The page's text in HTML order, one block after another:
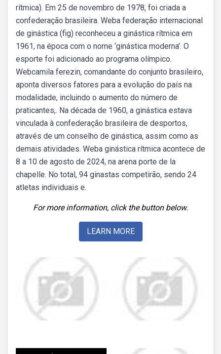
rítmica). Em 25 de novembro de 1978, foi criada a
confederação brasileira. Weba federação internacional
de ginástica (fig) reconheceu a ginástica rítmica em
1961, na época com o nome ‘ginástica moderna’. O
esporte foi adicionado ao programa olímpico.
Webcamila ferezin, comandante do conjunto brasileiro,
aponta diversos fatores para a evolução do país na
modalidade, incluindo o aumento do número de
praticantes,. Na década de 1960, a ginástica estava
vinculada à confederação brasileira de desportos,
através de um conselho de ginástica, assim como as
demais atividades. Weba ginástica rítmica acontece de
8 a 10 de agosto de 2024, na arena porte de la
chapelle. No total, 94 ginastas competirão, sendo 24
atletas individuais e.
For more information, click the button below.
LEARN MORE